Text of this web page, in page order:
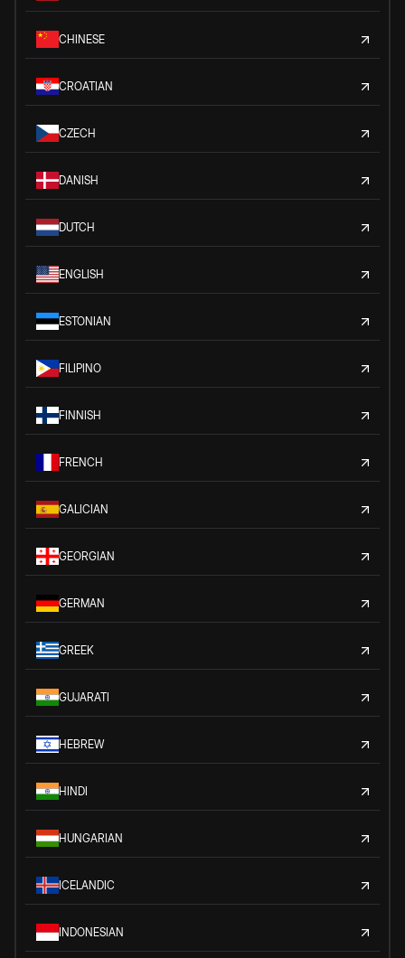
CHINESE
CROATIAN
CZECH
DANISH
DUTCH
ENGLISH
ESTONIAN
FILIPINO
FINNISH
FRENCH
GALICIAN
GEORGIAN
GERMAN
GREEK
GUJARATI
HEBREW
HINDI
HUNGARIAN
ICELANDIC
INDONESIAN